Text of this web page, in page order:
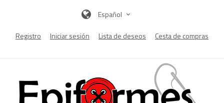
Español
Registro Iniciar sesión Lista de deseos Cesta de compras